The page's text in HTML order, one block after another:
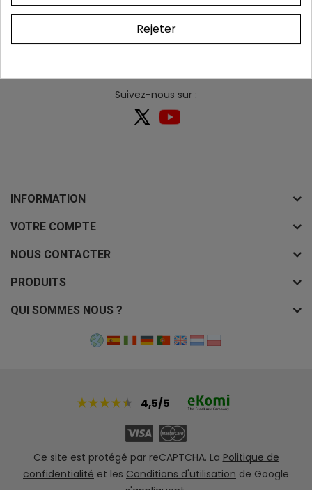
Suivez-nous sur :
INFORMATION
VOTRE COMPTE
NOUS CONTACTER
PRODUITS
QUI SOMMES NOUS ?
4,5/5
Ce site est protégé par reCAPTCHA. La Politique de
confidentialité et les Conditions d'utilisation de Google
Rejeter